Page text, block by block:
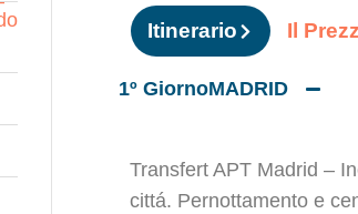
Itinerario Il
1º GiornoMADRID
Transfert APT Madrid –
cittá. Pernottamento e